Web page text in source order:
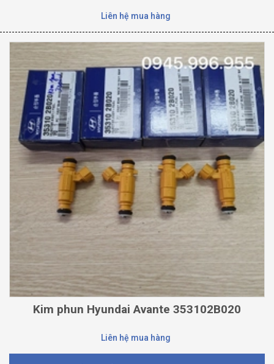
Liên hệ mua hàng
Kim phun Hyundai Avante 353102B020
Liên hệ mua hàng